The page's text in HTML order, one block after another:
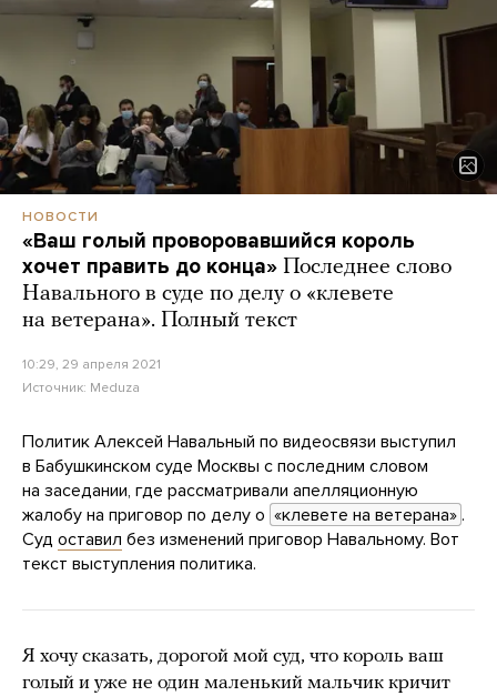
НОВОСТИ
«Ваш голый проворовавшийся король
хочет править до конца» Последнее слово
Навального в суде по делу о «клевете
на ветерана». Полный текст
10:29, 29 апреля 2021
Источник: Meduza
Политик Алексей Навальный по видеосвязи выступил
в Бабушкинском суде Москвы с последним словом
на заседании, где рассматривали апелляционную
жалобу на приговор по делу о «клевете на ветерана» .
Суд оставил без изменений приговор Навальному. Вот
текст выступления политика.
Я хочу сказать, дорогой мой суд, что король ваш
голый и уже не один маленький мальчик кричит